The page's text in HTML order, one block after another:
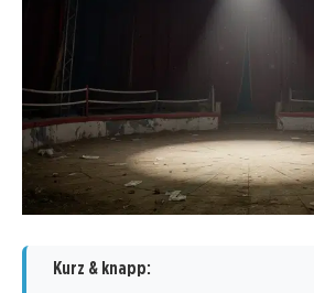
Kurz & knapp: